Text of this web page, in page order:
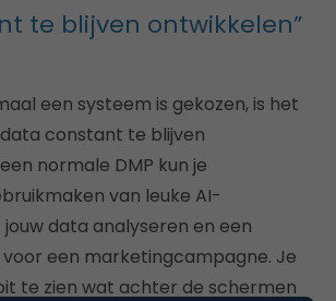
te blijven ontwikkelen”
een systeem is gekozen, is het
constant te blijven
normale DMP kun je
van leuke AI-
jouw data analyseren en een
een marketingcampagne. Je
te zien wat achter de schermen